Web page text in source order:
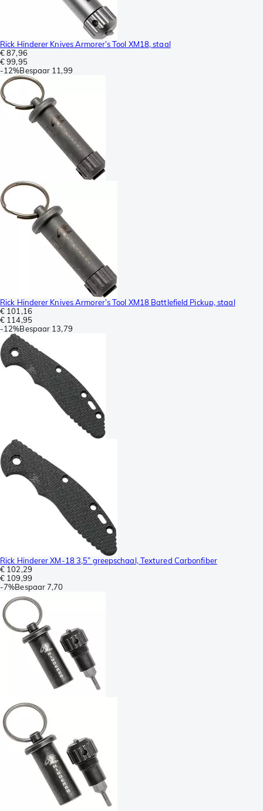
Rick Hinderer Knives Armorer’s Tool XM18, staal
€ 87,96
€ 99,95
-12%Bespaar 11,99
Rick Hinderer Knives Armorer’s Tool XM18 Battlefield Pickup, staal
€ 101,16
€ 114,95
-12%Bespaar 13,79
Rick Hinderer XM-18 3,5” greepschaal, Textured Carbonfiber
€ 102,29
€ 109,99
-7%Bespaar7,70